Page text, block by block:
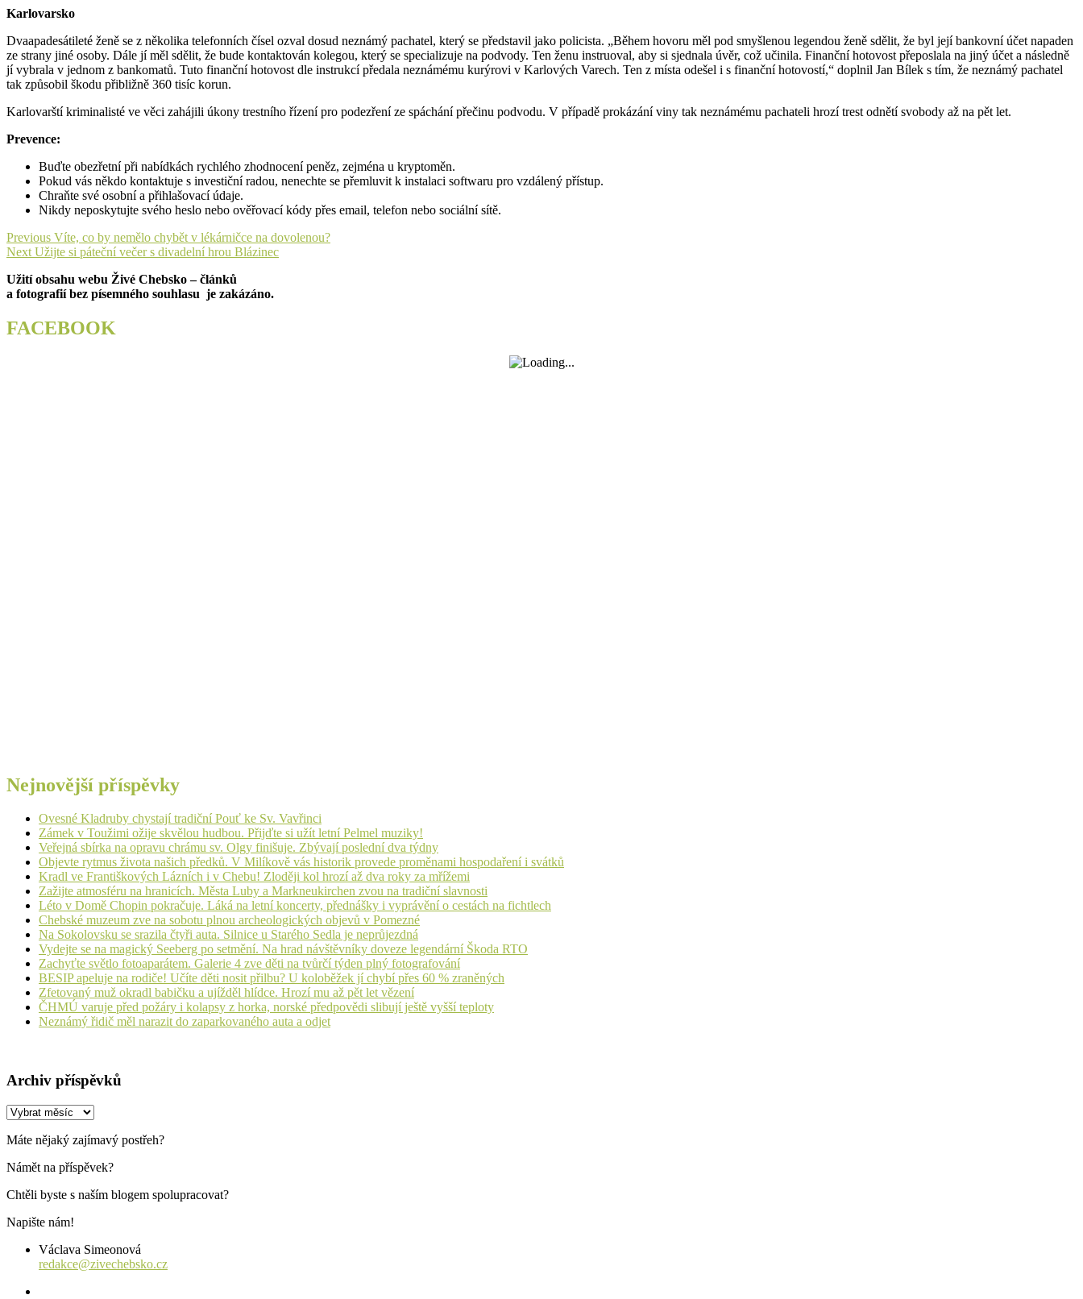
Karlovarsko
Dvaapadesátileté ženě se z několika telefonních čísel ozval dosud neznámý pachatel, který se představil jako policista. „Během hovoru měl pod smyšlenou legendou ženě sdělit, že byl její bankovní účet napaden
ze strany jiné osoby. Dále jí měl sdělit, že bude kontaktován kolegou, který se specializuje na podvody. Ten ženu instruoval, aby si sjednala úvěr, což učinila. Finanční hotovost přeposlala na jiný účet a následně
jí vybrala v jednom z bankomatů. Tuto finanční hotovost dle instrukcí předala neznámému kurýrovi v Karlových Varech. Ten z místa odešel i s finanční hotovostí,“ doplnil Jan Bílek s tím, že neznámý pachatel
tak způsobil škodu přibližně 360 tisíc korun.
Karlovarští kriminalisté ve věci zahájili úkony trestního řízení pro podezření ze spáchání přečinu podvodu. V případě prokázání viny tak neznámému pachateli hrozí trest odnětí svobody až na pět let.
Prevence:
Buďte obezřetní při nabídkách rychlého zhodnocení peněz, zejména u kryptoměn.
Pokud vás někdo kontaktuje s investiční radou, nenechte se přemluvit k instalaci softwaru pro vzdálený přístup.
Chraňte své osobní a přihlašovací údaje.
Nikdy neposkytujte svého heslo nebo ověřovací kódy přes email, telefon nebo sociální sítě.
Navigace
pro
příspěvek
Previous Previous
post:
Víte, co by nemělo chybět v lékárničce na dovolenou?
Next Next
Užijte si páteční večer s divadelní hrou Blázinec
Užití obsahu webu Živé Chebsko – článků
a fotografií bez písemného souhlasu je zakázáno.
FACEBOOK
Nejnovější příspěvky
Ovesné Kladruby chystají tradiční Pouť ke Sv. Vavřinci
Zámek v Toužimi ožije skvělou hudbou. Přijďte si užít letní Pelmel muziky!
Veřejná sbírka na opravu chrámu sv. Olgy finišuje. Zbývají poslední dva týdny
Objevte rytmus života našich předků. V Milíkově vás historik provede proměnami hospodaření i svátků
Kradl ve Františkových Lázních i v Chebu! Zloději kol hrozí až dva roky za mřížemi
Zažijte atmosféru na hranicích. Města Luby a Markneukirchen zvou na tradiční slavnosti
Léto v Domě Chopin pokračuje. Láká na letní koncerty, přednášky i vyprávění o cestách na fichtlech
Chebské muzeum zve na sobotu plnou archeologických objevů v Pomezné
Na Sokolovsku se srazila čtyři auta. Silnice u Starého Sedla je neprůjezdná
Vydejte se na magický Seeberg po setmění. Na hrad návštěvníky doveze legendární Škoda RTO
Zachyťte světlo fotoaparátem. Galerie 4 zve děti na tvůrčí týden plný fotografování
BESIP apeluje na rodiče! Učíte děti nosit přilbu? U koloběžek jí chybí přes 60 % zraněných
Zfetovaný muž okradl babičku a ujížděl hlídce. Hrozí mu až pět let vězení
ČHMÚ varuje před požáry i kolapsy z horka, norské předpovědi slibují ještě vyšší teploty
Neznámý řidič měl narazit do zaparkovaného auta a odjet
Archiv příspěvků
Archiv
Máte nějaký zajímavý postřeh?
Námět na příspěvek?
Chtěli byste s naším blogem spolupracovat?
Napište nám!
Václava Simeonová
redakce@zivechebsko.cz